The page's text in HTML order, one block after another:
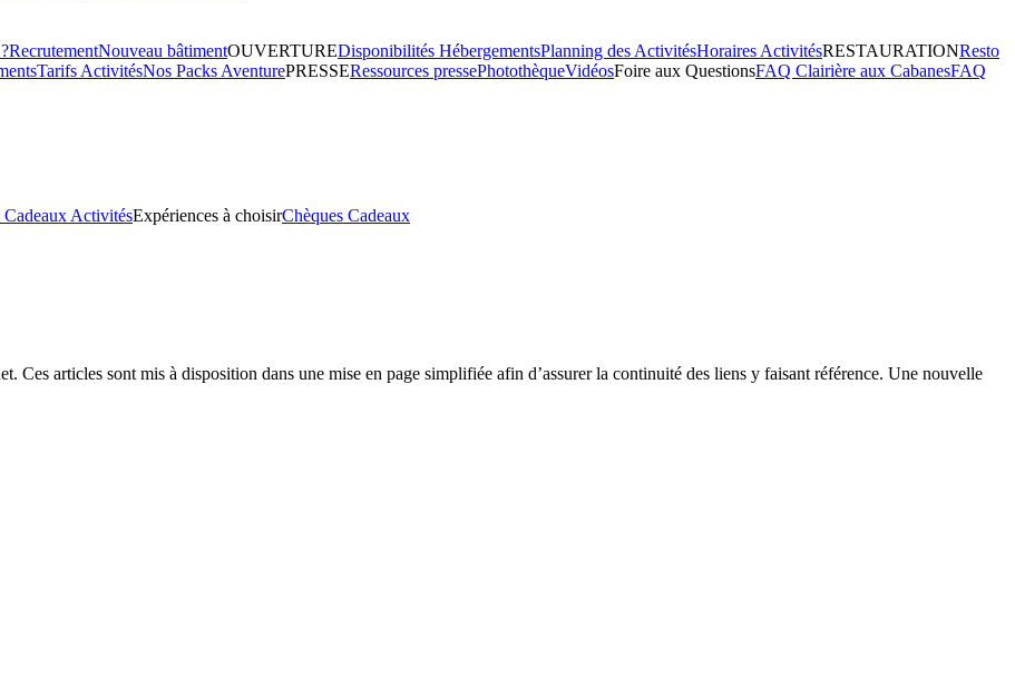
RecrutementNouveau bâtimentOUVERTUREDisponibilités HébergementsPlanning des ActivitésHoraires ActivitésRESTAURATIONResto
Tarifs ActivitésNos Packs AventurePRESSERessources pressePhotothèqueVidéosFoire aux QuestionsFAQ Clairière aux CabanesFAQ
Cadeaux ActivitésExpériences à choisirChèques Cadeaux
Ces articles sont mis à disposition dans une mise en page simplifiée afin d’assurer la continuité des liens y faisant référence. Une nouvelle